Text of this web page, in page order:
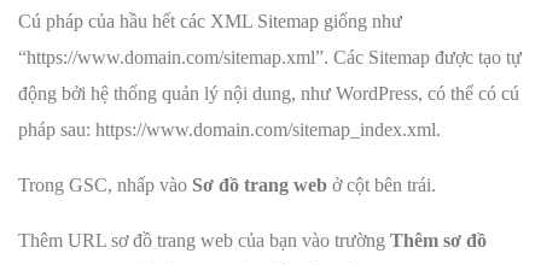
Cú pháp của hầu hết các XML Sitemap giống như
“https://www.domain.com/sitemap.xml”. Các Sitemap được tạo tự
động bởi hệ thống quản lý nội dung, như WordPress, có thể có cú
pháp sau: https://www.domain.com/sitemap_index.xml.
Trong GSC, nhấp vào Sơ đồ trang web ở cột bên trái.
Thêm URL sơ đồ trang web của bạn vào trường Thêm sơ đồ